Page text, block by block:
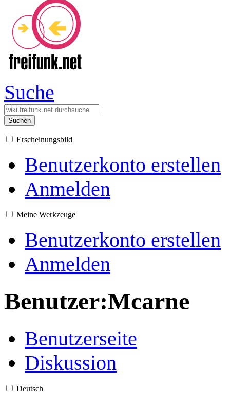
Suche
Suchen
Erscheinungsbild
Benutzerkonto erstellen
Anmelden
Meine Werkzeuge
Benutzerkonto erstellen
Anmelden
Benutzer:Mcarne
Benutzerseite
Diskussion
Deutsch